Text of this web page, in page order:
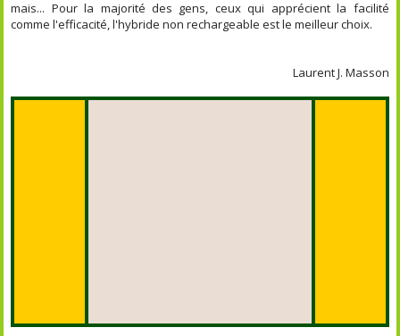
mais... Pour la majorité des gens, ceux qui apprécient la facilité
comme l'efficacité, l'hybride non rechargeable est le meilleur choix.
Laurent J. Masson